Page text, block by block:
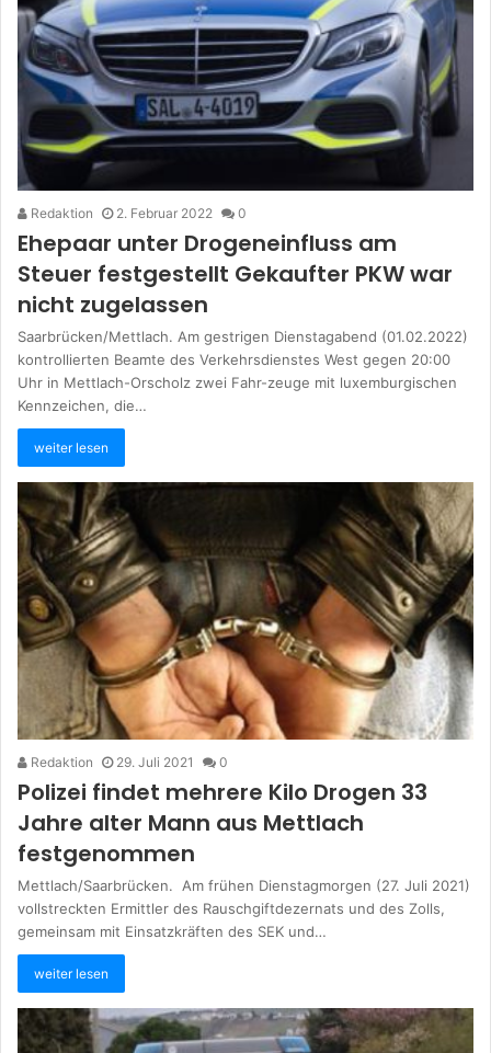
Redaktion 2. Februar 2022 0
Ehepaar unter Drogeneinfluss am
Steuer festgestellt Gekaufter PKW war
nicht zugelassen
Saarbrücken/Mettlach. Am gestrigen Dienstagabend (01.02.2022)
kontrollierten Beamte des Verkehrsdienstes West gegen 20:00
Uhr in Mettlach-Orscholz zwei Fahr-zeuge mit luxemburgischen
Kennzeichen, die…
weiter lesen
Redaktion 29. Juli 2021 0
Polizei findet mehrere Kilo Drogen 33
Jahre alter Mann aus Mettlach
festgenommen
Mettlach/Saarbrücken. Am frühen Dienstagmorgen (27. Juli 2021)
vollstreckten Ermittler des Rauschgiftdezernats und des Zolls,
gemeinsam mit Einsatzkräften des SEK und…
weiter lesen